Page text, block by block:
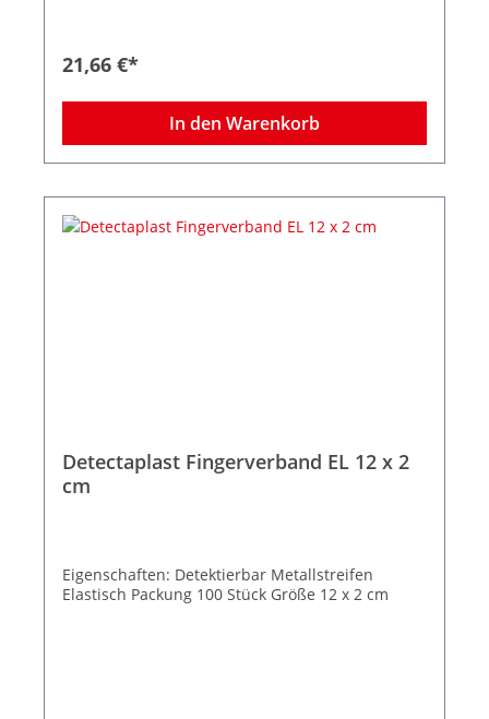
21,66 €*
In den Warenkorb
Detectaplast Fingerverband EL 12 x 2
cm
Eigenschaften: Detektierbar Metallstreifen
Elastisch Packung 100 Stück Größe 12 x 2 cm